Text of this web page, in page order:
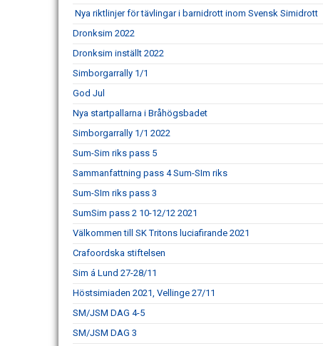
Nya riktlinjer för tävlingar i barnidrott inom Svensk Simidrott
Dronksim 2022
Dronksim inställt 2022
Simborgarrally 1/1
God Jul
Nya startpallarna i Bråhögsbadet
Simborgarrally 1/1 2022
Sum-Sim riks pass 5
Sammanfattning pass 4 Sum-SIm riks
Sum-SIm riks pass 3
SumSim pass 2 10-12/12 2021
Välkommen till SK Tritons luciafirande 2021
Crafoordska stiftelsen
Sim á Lund 27-28/11
Höstsimiaden 2021, Vellinge 27/11
SM/JSM DAG 4-5
SM/JSM DAG 3